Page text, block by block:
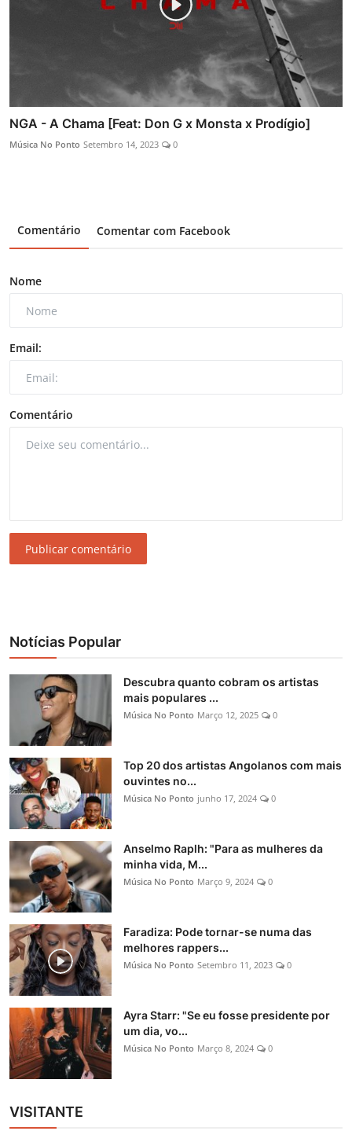
NGA - A Chama [Feat: Don G x Monsta x Prodígio]
Música No Ponto Setembro 14, 2023 0
Comentário Comentar com Facebook
Nome
Email:
Comentário
Publicar comentário
Notícias Popular
Descubra quanto cobram os artistas
mais populares ...
Música No Ponto Março 12, 2025 0
Top 20 dos artistas Angolanos com mais
ouvintes no...
Música No Ponto junho 17, 2024 0
Anselmo Raplh: "Para as mulheres da
minha vida, M...
Música No Ponto Março 9, 2024 0
Faradiza: Pode tornar-se numa das
melhores rappers...
Música No Ponto Setembro 11, 2023 0
Ayra Starr: "Se eu fosse presidente por
um dia, vo...
Música No Ponto Março 8, 2024 0
VISITANTE